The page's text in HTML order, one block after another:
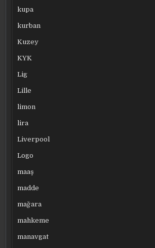
kupa
kurban
Kuzey
KYK
Lig
Lille
limon
lira
Liverpool
Logo
maaş
madde
mağara
mahkeme
manavgat